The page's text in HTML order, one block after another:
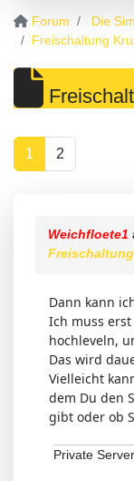
Forum Die
Freischaltung
1 2
Weichfloete1
Dann kann
Ich muss
hochleveln,
Das wird
Vielleicht
dem Du den
gibt oder ob
Private